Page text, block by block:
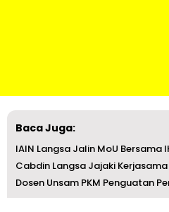
Baca Juga:
IAIN Langsa Jalin MoU Bersama